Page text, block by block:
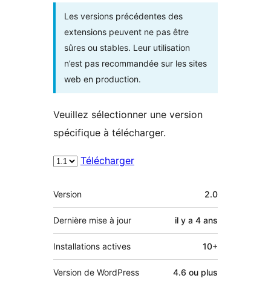
Les versions précédentes des
extensions peuvent ne pas être
sûres ou stables. Leur utilisation
n’est pas recommandée sur les sites
web en production.
Veuillez sélectionner une version
spécifique à télécharger.
Télécharger
Méta
Version 2.0
Dernière mise à jour il y a 4 ans
Installations actives 10+
Version de WordPress 4.6 ou plus